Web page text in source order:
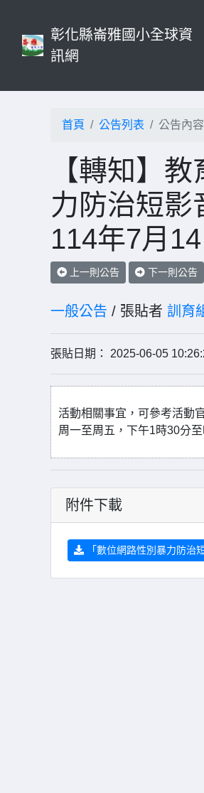
彰化縣崙雅國小全球資
訊網
首頁 公告列表 公告內容
【轉知】
力防治短影
114年7月14
上一則公告 下一則公告
一般公告 / 張貼者 訓育
張貼日期： 2025-06-05
活動相關事宜，可參考活動
周一至周五，下午1時30分至
附件下載
「數位網路性別暴力防治